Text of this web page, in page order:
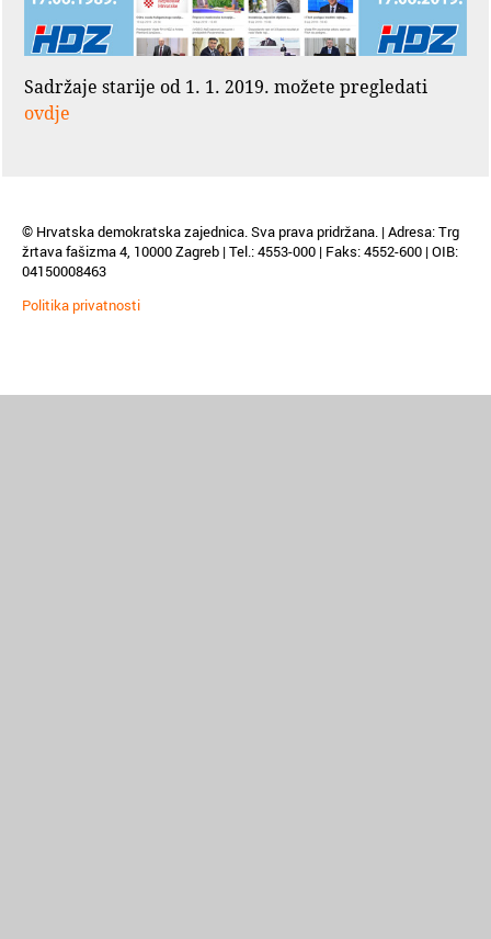
Sadržaje starije od 1. 1. 2019. možete pregledati
ovdje
© Hrvatska demokratska zajednica. Sva prava pridržana. | Adresa: Trg
žrtava fašizma 4, 10000 Zagreb | Tel.: 4553-000 | Faks: 4552-600 | OIB:
04150008463
Politika privatnosti